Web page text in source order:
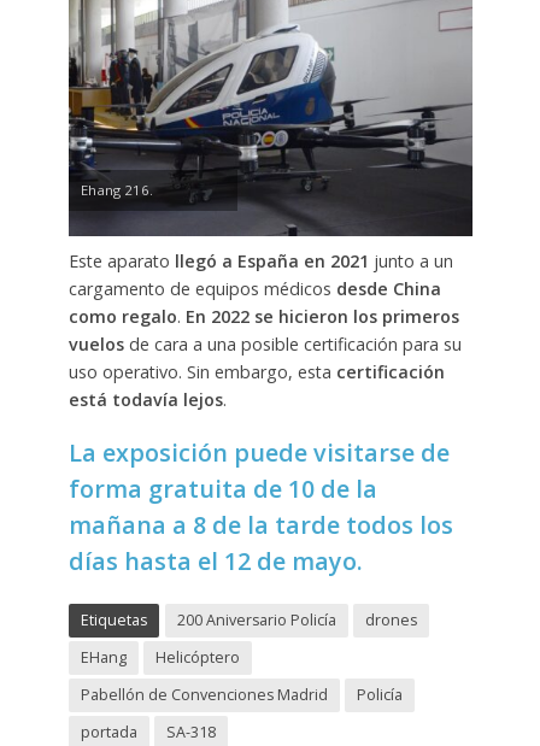
Ehang 216.
Este aparato llegó a España en 2021 junto a un
cargamento de equipos médicos desde China
como regalo. En 2022 se hicieron los primeros
vuelosde cara a una posible certificación para su
uso operativo. Sin embargo, esta certificación
está todavía lejos.
La exposición puede visitarse de
forma gratuita de 10 de la
mañana a 8 de la tarde todos los
días hasta el 12 de mayo.
Etiquetas 200 Aniversario Policía
drones
EHang
Helicóptero
Pabellón de Convenciones Madrid
Policía
portada
SA-318